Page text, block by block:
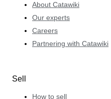
About Catawiki
Our experts
Careers
Partnering with Catawiki
Sell
How to sell